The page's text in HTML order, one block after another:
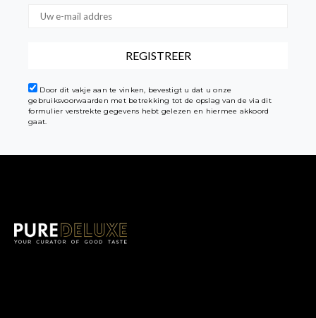
Door dit vakje aan te vinken, bevestigt u dat u onze
gebruiksvoorwaarden met betrekking tot de opslag van de via dit
formulier verstrekte gegevens hebt gelezen en hiermee akkoord
gaat.